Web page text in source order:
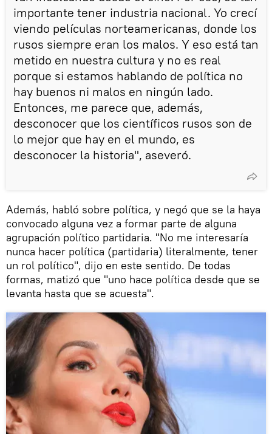
importante tener industria nacional. Yo crecí
viendo películas norteamericanas, donde los
rusos siempre eran los malos. Y eso está tan
metido en nuestra cultura y no es real
porque si estamos hablando de política no
hay buenos ni malos en ningún lado.
Entonces, me parece que, además,
desconocer que los científicos rusos son de
lo mejor que hay en el mundo, es
desconocer la historia", aseveró.
Además, habló sobre política, y negó que se la haya
convocado alguna vez a formar parte de alguna
agrupación político partidaria. "No me interesaría
nunca hacer política (partidaria) literalmente, tener
un rol político", dijo en este sentido. De todas
formas, matizó que "uno hace política desde que se
levanta hasta que se acuesta".